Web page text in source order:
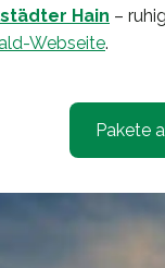
Hain –
Webseite.
Pakete